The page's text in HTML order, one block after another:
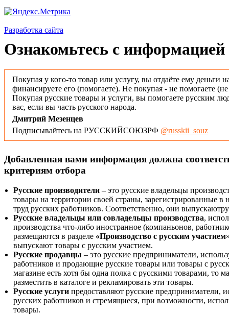
Разработка сайта
Ознакомьтесь с информацией
Покупая у кого-то товар или услугу, вы отдаёте ему деньги
финансируете его (помогаете). Не покупая - не помогаете
Покупая русские товары и услуги, вы помогаете русским
вас, если вы часть русского народа.
Дмитрий Мезенцев
Подписывайтесь на РУССКИЙСОЮЗРФ @russkii_souz
Добавленная вами информация должна
критериям отбора
Русские производители – это русские владельцы
товары на территории своей страны, зарегистрированные
труд русских работников. Соответственно, они
Русские владельцы или совладельцы производства,
производства что-либо иностранное (компаньонов,
размещаются в разделе «Производство с русским участием
выпускают товары с русским участием.
Русские продавцы – это русские предприниматели,
работников и продающие русские товары или товары с
магазине есть хотя бы одна полка с русскими товарами, то
разместить в каталоге и рекламировать эти товары.
Русские услуги предоставляют русские предприниматели,
русских работников и стремящиеся, при возможности,
товары.